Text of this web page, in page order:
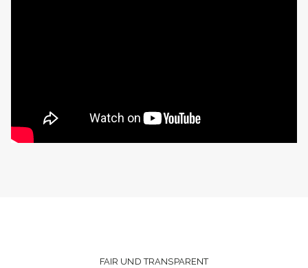
FAIR UND TRANSPARENT